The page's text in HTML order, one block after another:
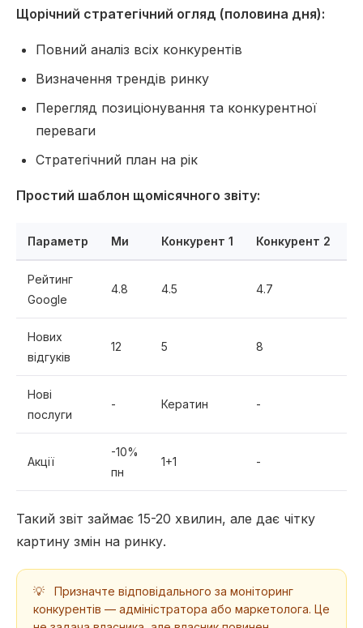
Щорічний стратегічний огляд (половина дня):
Повний аналіз всіх конкурентів
Визначення трендів ринку
Перегляд позиціонування та конкурентної
переваги
Стратегічний план на рік
Простий шаблон щомісячного звіту:
Параметр Ми Конкурент 1 Конкурент 2
Рейтинг
Google
4.8 4.5 4.7
Нових
відгуків
12 5 8
Нові
послуги
- Кератин -
Акції
-10%
пн
1+1 -
Такий звіт займає 15-20 хвилин, але дає чітку
картину змін на ринку.
💡
Призначте відповідального за моніторинг
конкурентів — адміністратора або маркетолога. Це